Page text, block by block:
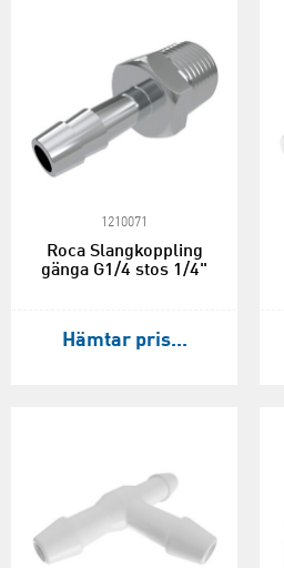
1210071
Roca Slangkoppling
gänga G1/4 stos 1/4"
Hämtar pris...